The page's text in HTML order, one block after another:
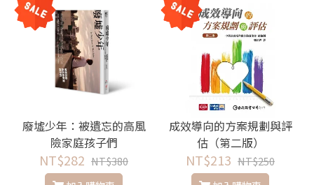
廢墟少年：被遺忘的高風
險家庭孩子們
NT$282 NT$380
成效導向的方案規劃與評
估（第二版）
NT$213 NT$250